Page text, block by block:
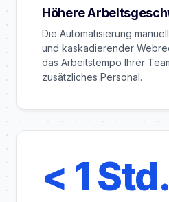
Höhere
Die Automatisierung
und kaskadierender
das Arbeitstempo Ihrer
zusätzliches Personal.
< 1 Std.